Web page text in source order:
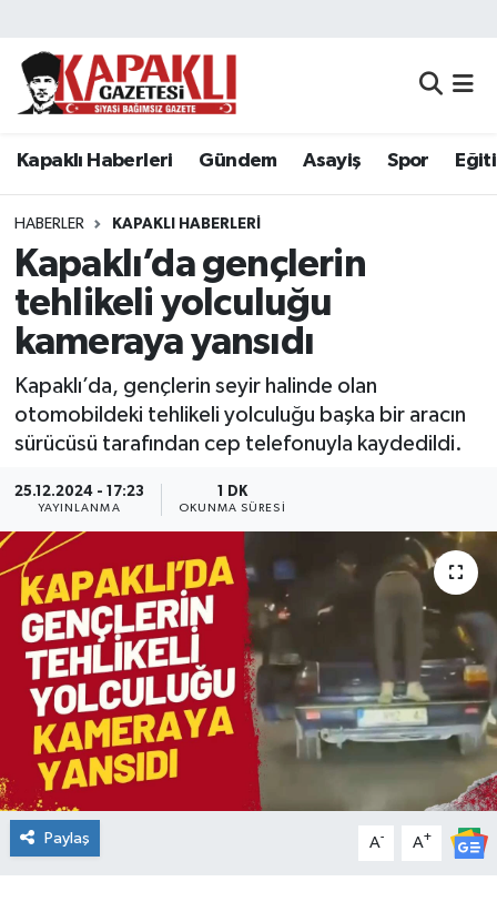
Kapaklı Haberleri Gündem Asayiş Spor
HABERLER KAPAKLI HABERLERI
Kapaklı’da gençlerin
tehlikeli yolculuğu
kameraya yansıdı
Kapaklı’da, gençlerin seyir halinde olan
otomobildeki tehlikeli yolculuğu başka bir aracın
sürücüsü tarafından cep telefonuyla kaydedildi.
25.12.2024 - 17:23
YAYINLANMA
1 DK
OKUNMA SÜRESI
Paylaş A- A+
Kapaklı Haberleri
Asayiş
Spor
Eğitim
Resmi Reklamlar
Ekonomi
Sağlık
Teknoloji
Yaşam
Tekirdağ Nöbetçi Eczaneler
Tekirdağ Namaz Vakitleri
Tekirdağ Trafik Yoğunluk Haritası
Süper Lig Puan Durumu ve Fikstür
Tüm Manşetler
Son Dakika Haberleri
Haber Arşivi